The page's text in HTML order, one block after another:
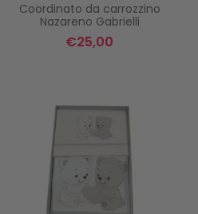
Coordinato da carrozzino
Nazareno Gabrielli
€25,00